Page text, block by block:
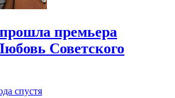
премьера
Советского
спустя